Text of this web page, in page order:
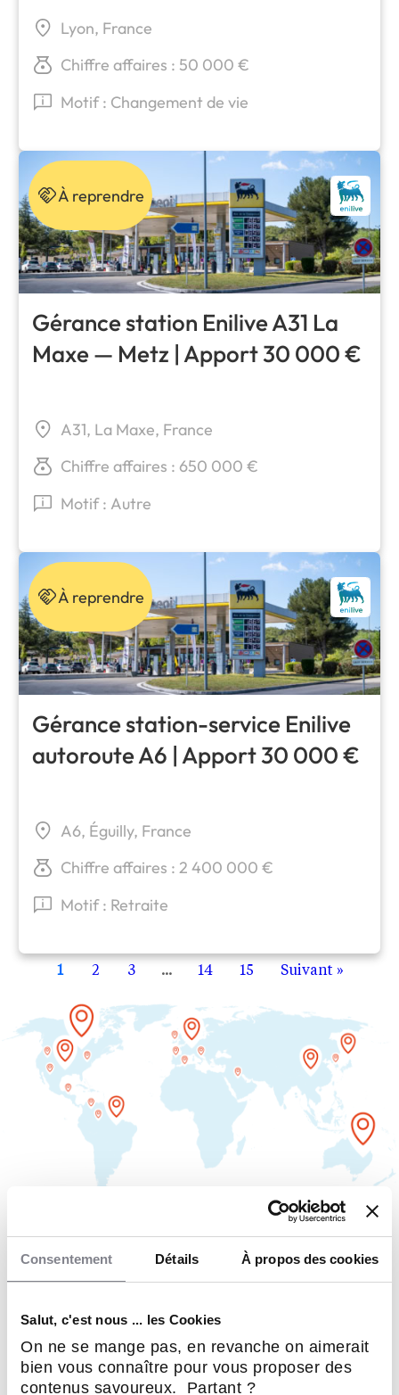
Consentement Détails À propos des cookies
Salut, c'est nous ... les Cookies
On ne se mange pas, en revanche on aimerait
bien vous connaître pour vous proposer des
contenus savoureux. Partant ?
Lyon, France
Chiffre affaires : 50 000 €
Motif : Changement de vie
À reprendre
Gérance station Enilive A31 La
Maxe — Metz | Apport 30 000 €
A31, La Maxe, France
Chiffre affaires : 650 000 €
Motif : Autre
À reprendre
Gérance station-service Enilive
autoroute A6 | Apport 30 000 €
A6, Éguilly, France
Chiffre affaires : 2 400 000 €
Motif : Retraite
1 2 3 ... 14 15 Suivant »
MAPPING DES OPPORTUNITÉS
géographique pour
entreprendre ?